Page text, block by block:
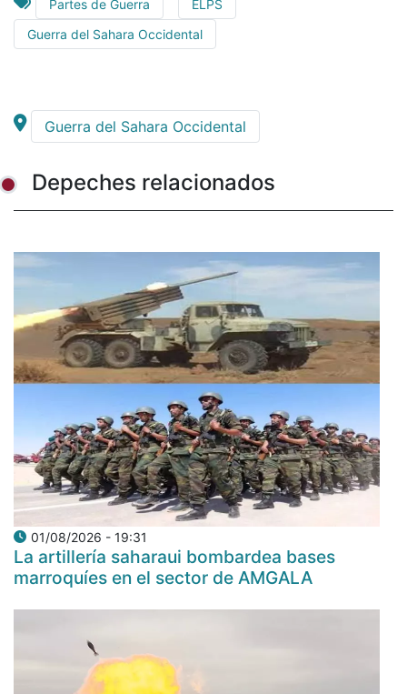
Partes de Guerra
ELPS
Guerra del Sahara Occidental
Guerra del Sahara Occidental
Depeches relacionados
01/08/2026 - 19:31
La artillería saharaui bombardea bases
marroquíes en el sector de AMGALA